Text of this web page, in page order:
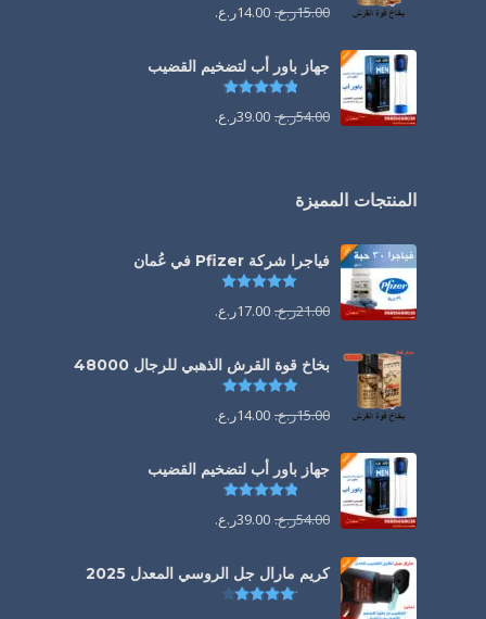
15.00ر.ع. 14.00ر.ع.
جهاز باور أب لتضخيم القضيب
تم التقييم
54.00ر.ع. 39.00ر.ع.
المنتجات المميزة
فياجرا شركة Pfizer في عُمان
21.00ر.ع. 17.00ر.ع.
بخاخ قوة القرش الذهبي للرجال 48000
تم التقييم
15.00ر.ع. 14.00ر.ع.
جهاز باور أب لتضخيم القضيب
تم التقييم
54.00ر.ع. 39.00ر.ع.
كريم مارال جل الروسي المعدل 2025
تم التقييم